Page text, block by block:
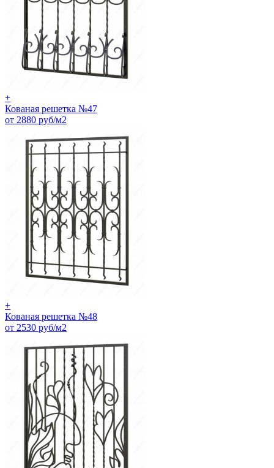
+
Кованая решетка №47
от 2880 руб/м2
+
Кованая решетка №48
от 2530 руб/м2